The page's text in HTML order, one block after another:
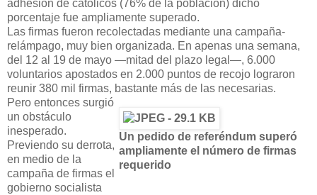
adhesión de católicos (76% de la población) dicho
porcentaje fue ampliamente superado.
Las firmas fueron recolectadas mediante una campaña-
relámpago, muy bien organizada. En apenas una semana,
del 12 al 19 de mayo —mitad del plazo legal—, 6.000
voluntarios apostados en 2.000 puntos de recojo lograron
reunir 380 mil firmas, bastante más de las necesarias.
Un pedido de referéndum superó
ampliamente el número de firmas
requerido
Pero entonces surgió
un obstáculo
inesperado.
Previendo su derrota,
en medio de la
campaña de firmas el
gobierno socialista